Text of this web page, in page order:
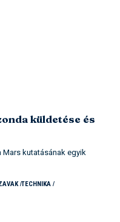
küldetése és
kutatásának egyik
TECHNIKA